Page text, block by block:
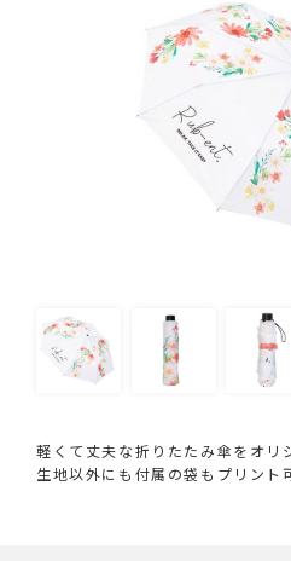
軽くて丈夫な折りたたみ傘をオリ
生地以外にも付属の袋もプリント